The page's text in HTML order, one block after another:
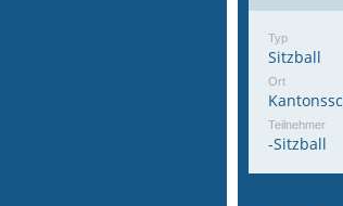
Typ
Sitzball
Ort
Teilnehmer
-Sitzball